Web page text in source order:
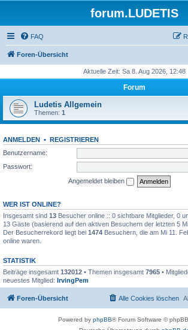
forum.LUDETIS
FAQ
Foren-Übersicht
Aktuelle Zeit: Sa 8. Aug 2026, 12:48
Forum
Ludetis Allgemein
Themen: 1
ANMELDEN • REGISTRIEREN
Benutzername:
Passwort:
Angemeldet bleiben
WER IST ONLINE?
Insgesamt sind 13 Besucher online :: 0 sichtbare Mitglieder, 0
13 Gäste (basierend auf den aktiven Besuchern der letzten 5
Der Besucherrekord liegt bei 1474 Besuchern, die am Mi 11.
online waren.
STATISTIK
Beiträge insgesamt 132012 • Themen insgesamt 7965 •
neuestes Mitglied: IrvingPem
Foren-Übersicht Alle Cookies löschen
Powered by phpBB® Forum Software ©